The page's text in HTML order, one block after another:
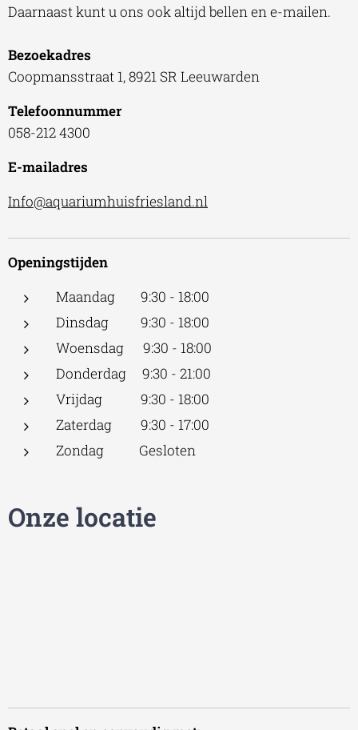
Daarnaast kunt u ons ook altijd bellen en e-mailen.
Bezoekadres
Coopmansstraat 1, 8921 SR Leeuwarden
Telefoonnummer
058-212 4300
E-mailadres
Info@aquariumhuisfriesland.nl
Openingstijden
Maandag 9:30 - 18:00
Dinsdag 9:30 - 18:00
Woensdag 9:30 - 18:00
Donderdag 9:30 - 21:00
Vrijdag 9:30 - 18:00
Zaterdag 9:30 - 17:00
Zondag Gesloten
Onze locatie